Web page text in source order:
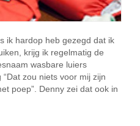
ik hardop heb gezegd dat ik
krijg ik regelmatig de
wasbare luiers
zou niets voor mij zijn
poep”. Denny zei dat ook in